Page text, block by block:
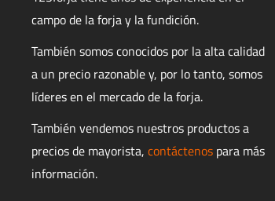
campo de la forja y la fundición.
También somos conocidos por la alta calidad
a un precio razonable y, por lo tanto, somos
líderes en el mercado de la forja.
También vendemos nuestros productos a
precios de mayorista, contáctenos para más
información.